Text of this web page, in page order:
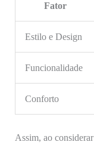
Fator
Estilo e Design
Funcionalidade
Conforto
Assim, ao considerar